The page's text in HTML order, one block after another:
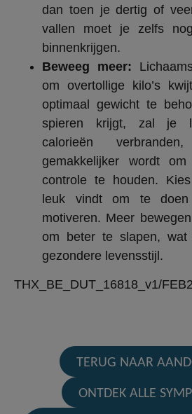
dan toen je dertig of
vallen moet je zelfs
binnenkrijgen.
Beweeg meer:
om overtollige kilo’s
optimaal gewicht te
spieren krijgt, zal je
calorieën
gemakkelijker wordt
controle te houden.
leuk vindt om te
motiveren. Meer
om beter te slapen,
gezondere levensstijl.
THX_BE_DUT_16818_v1/
TERUG NAAR
ONTDEK ALLE